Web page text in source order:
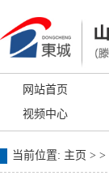
网站首页
视频中心
当前位置: 主页 > >